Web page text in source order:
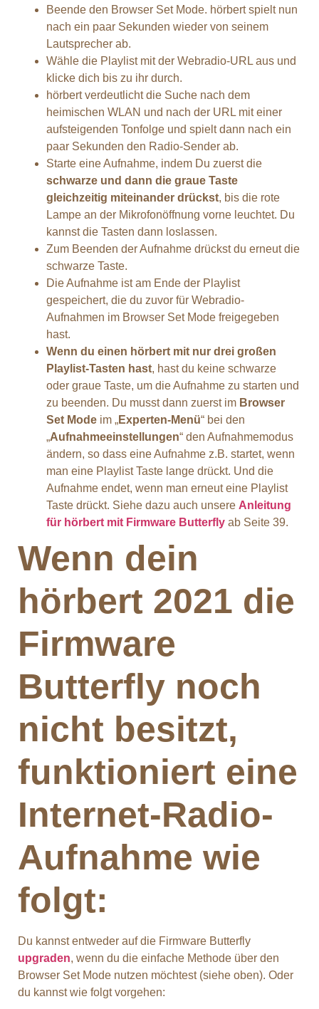
Beende den Browser Set Mode. hörbert spielt nun
nach ein paar Sekunden wieder von seinem
Lautsprecher ab.
Wähle die Playlist mit der Webradio-URL aus und
klicke dich bis zu ihr durch.
hörbert verdeutlicht die Suche nach dem
heimischen WLAN und nach der URL mit einer
aufsteigenden Tonfolge und spielt dann nach ein
paar Sekunden den Radio-Sender ab.
Starte eine Aufnahme, indem Du zuerst die
schwarze und dann die graue Taste
gleichzeitig miteinander drückst, bis die rote
Lampe an der Mikrofonöffnung vorne leuchtet. Du
kannst die Tasten dann loslassen.
Zum Beenden der Aufnahme drückst du erneut die
schwarze Taste.
Die Aufnahme ist am Ende der Playlist
gespeichert, die du zuvor für Webradio-
Aufnahmen im Browser Set Mode freigegeben
hast.
Wenn du einen hörbert mit nur drei großen
Playlist-Tasten hast, hast du keine schwarze
oder graue Taste, um die Aufnahme zu starten und
zu beenden. Du musst dann zuerst im Browser
Set Mode im „Experten-Menü“ bei den
„Aufnahmeeinstellungen“ den Aufnahmemodus
ändern, so dass eine Aufnahme z.B. startet, wenn
man eine Playlist Taste lange drückt. Und die
Aufnahme endet, wenn man erneut eine Playlist
Taste drückt. Siehe dazu auch unsere Anleitung
für hörbert mit Firmware Butterfly ab Seite 39.
Wenn dein
hörbert 2021 die
Firmware
Butterfly noch
nicht besitzt,
funktioniert eine
Internet-Radio-
Aufnahme wie
folgt:
Du kannst entweder auf die Firmware Butterfly
upgraden, wenn du die einfache Methode über den
Browser Set Mode nutzen möchtest (siehe oben). Oder
du kannst wie folgt vorgehen: